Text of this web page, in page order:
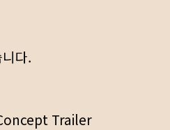
다.
Trailer